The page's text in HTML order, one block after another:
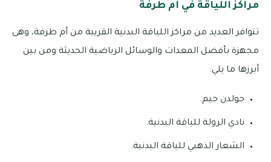
مراكز اللياقة في أم طرفة
تتوافر العديد من مراكز اللياقة البدنية القريبة من أم طرفة، وهى
مجهزة بأفضل المعدات والوسائل الرياضية الحديثة ومن بين
أبرزها ما يلي:
جولدن جيم.
نادي الرولة للياقة البدنية.
الشعار الذهبي للياقة البدنية.